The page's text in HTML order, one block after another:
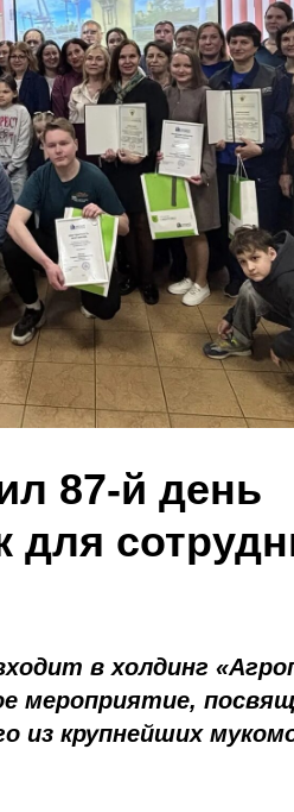
87-й день
для
в холдинг
мероприятие,
из крупнейших